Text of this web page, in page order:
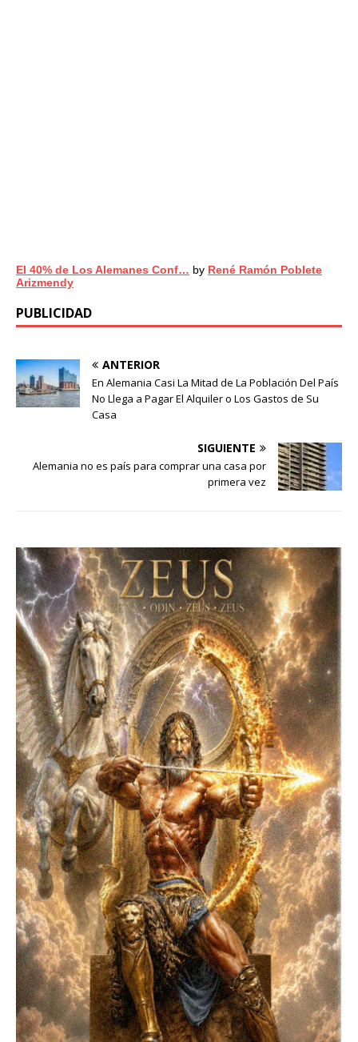
El 40% de Los Alemanes Conf… by René Ramón Poblete
Arizmendy
PUBLICIDAD
ANTERIOR
En Alemania Casi La Mitad de La Población Del País
No Llega a Pagar El Alquiler o Los Gastos de Su
Casa
SIGUIENTE
Alemania no es país para comprar una casa por
primera vez